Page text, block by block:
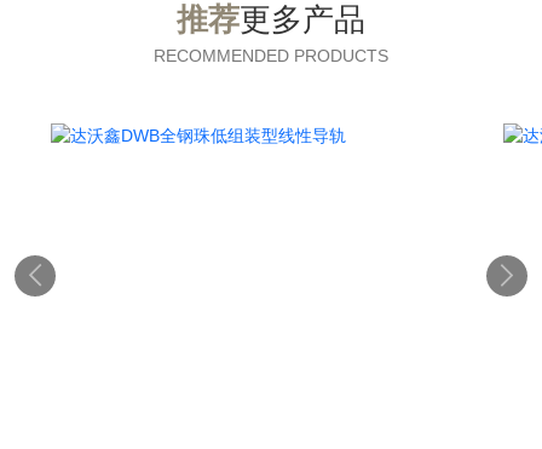
推荐更多产品
RECOMMENDED PRODUCTS
 